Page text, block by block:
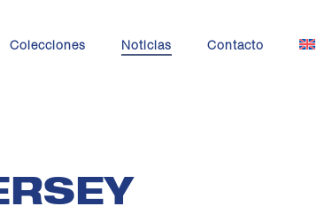
Colecciones Noticias Contacto